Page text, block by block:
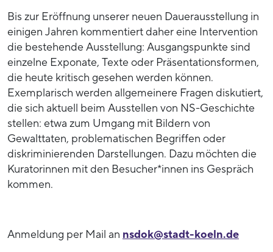
Bis zur Eröffnung unserer neuen Dauerausstellung in
einigen Jahren kommentiert daher eine Intervention
die bestehende Ausstellung: Ausgangspunkte sind
einzelne Exponate, Texte oder Präsentationsformen,
die heute kritisch gesehen werden können.
Exemplarisch werden allgemeinere Fragen diskutiert,
die sich aktuell beim Ausstellen von NS-Geschichte
stellen: etwa zum Umgang mit Bildern von
Gewalttaten, problematischen Begriffen oder
diskriminierenden Darstellungen. Dazu möchten die
Kuratorinnen mit den Besucher*innen ins Gespräch
kommen.
Anmeldung per Mail an nsdok@stadt-koeln.de